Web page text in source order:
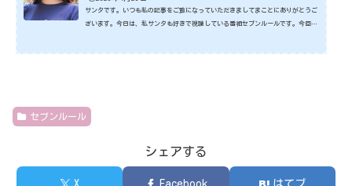
サンタです。いつも私の記事をご覧になっていただきましてまことにありがとうご
ざいます。今日は、私サンタも好きで視聴している番組セブンルールです。今回は
セブンルール
シェアする
X Facebook はてブ